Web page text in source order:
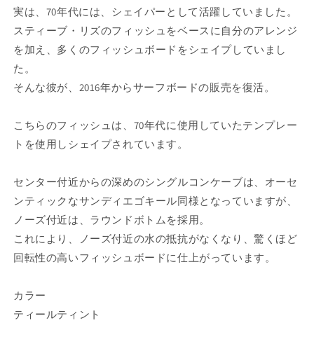
実は、70年代には、シェイパーとして活躍していました。
スティーブ・リズのフィッシュをベースに自分のアレンジ
を加え、多くのフィッシュボードをシェイプしていまし
た。
そんな彼が、2016年からサーフボードの販売を復活。
こちらのフィッシュは、70年代に使用していたテンプレー
トを使用しシェイプされています。
センター付近からの深めのシングルコンケーブは、オーセ
ンティックなサンディエゴキール同様となっていますが、
ノーズ付近は、ラウンドボトムを採用。
これにより、ノーズ付近の水の抵抗がなくなり、驚くほど
回転性の高いフィッシュボードに仕上がっています。
カラー
ティールティント